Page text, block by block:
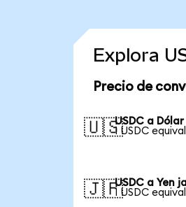
Explora
Precio de
🇺🇸USDC a
1 USDC
🇯🇵USDC a Yen
1 USDC